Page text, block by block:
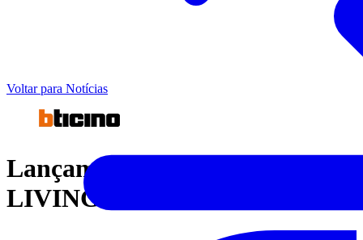
Voltar para Notícias
Lançamento New
LIVINGLIGHT